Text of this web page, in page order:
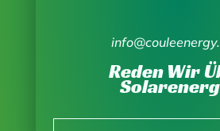
Reden Wir